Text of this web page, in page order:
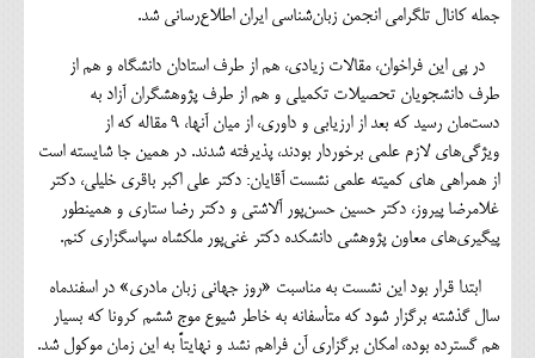
جمله کانال تلگرامی انجمن زبان‌شناسی ایران اطلاع‌رسانی شد.
در پی این فراخوان، مقالات زیادی، هم از طرف استادان دانشگاه و هم از
طرف دانشجویان تحصیلات تکمیلی و هم از طرف پژوهشگران آزاد به
دست‌مان رسید که بعد از ارزیابی و داوری، از میان آنها، 9 مقاله که از
ویژگی‌های لازم علمی برخوردار بودند، پذیرفته شدند. در همین جا شایسته است
از همراهی های کمیته علمی نشست آقایان: دکتر علی اکبر باقری خلیلی، دکتر
غلامرضا پیروز، دکتر حسین حسن‌پور آلاشتی و دکتر رضا ستاری و همینطور
پیگیری‌های معاون پژوهشی دانشکده دکتر غنی‌پور ملکشاه سپاسگزاری کنم.
ابتدا قرار بود این نشست به مناسبت «روز جهانی زبان مادری» در اسفندماه
سال گذشته برگزار شود که متأسفانه به خاطر شیوع موج ششم کرونا که بسیار
هم گسترده بوده، امکان برگزاری آن فراهم نشد و نهایتاً به این زمان موکول شد.